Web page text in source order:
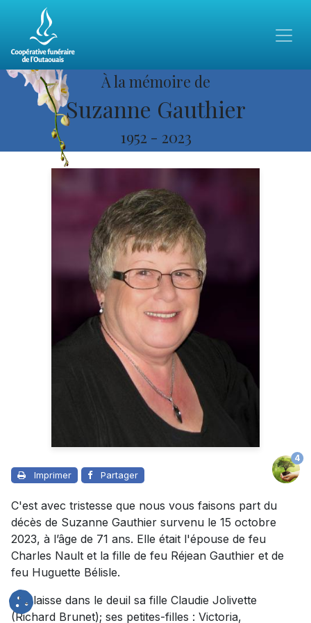
À la mémoire de
Suzanne Gauthier
1952 - 2023
Imprimer Partager
4
C'est avec tristesse que nous vous faisons part du
décès de Suzanne Gauthier survenu le 15 octobre
2023, à l’âge de 71 ans. Elle était l'épouse de feu
Charles Nault et la fille de feu Réjean Gauthier et de
feu Huguette Bélisle.
Elle laisse dans le deuil sa fille Claudie Jolivette
(Richard Brunet); ses petites-filles : Victoria,